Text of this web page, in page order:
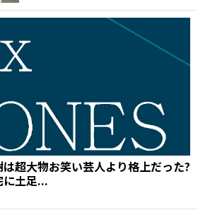
超大物お笑い芸人より格上だった?
に土足...